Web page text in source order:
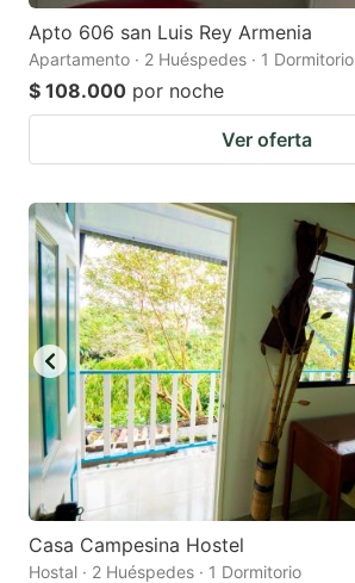
Apto 606 san Luis Rey Armenia
Apartamento · 2 Huéspedes · 1 Dormitorio
$ 108.000 por noche
Ver oferta
Casa Campesina Hostel
Hostal · 2 Huéspedes · 1 Dormitorio